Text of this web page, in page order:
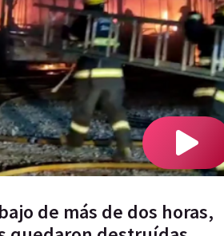
de más de dos horas,